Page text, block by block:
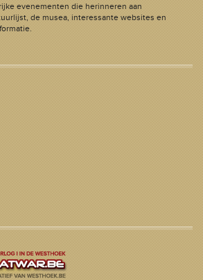
evenementen die herinneren aan
de musea, interessante websites en